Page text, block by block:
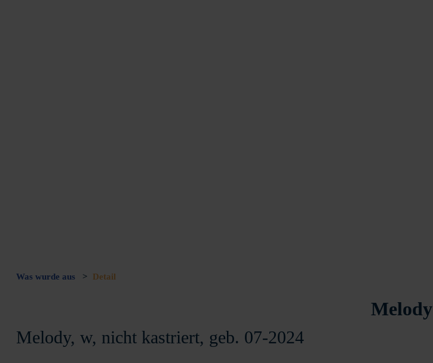
Was wurde aus > Detail
Melody
Melody, w, nicht kastriert, geb. 07-2024